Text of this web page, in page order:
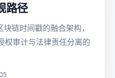
路径
链时间戳的融合架构，
权审计与法律责任分离的